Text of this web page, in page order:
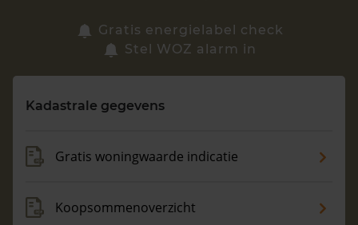
Zoek een woning
Maandag t/m vrijdag - 08:00 -18:00
Gratis energielabel check
Stel WOZ alarm in
Kadastrale gegevens
Gratis woningwaarde indicatie
Koopsommenoverzicht